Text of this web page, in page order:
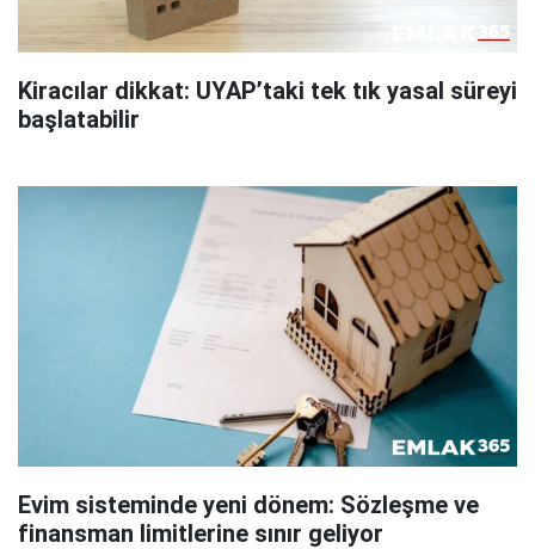
Kiracılar dikkat: UYAP’taki tek tık yasal süreyi
başlatabilir
Evim sisteminde yeni dönem: Sözleşme ve
finansman limitlerine sınır geliyor